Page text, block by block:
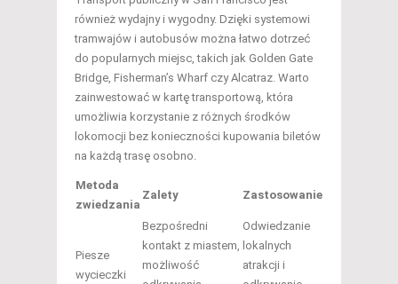
również wydajny i wygodny. Dzięki systemowi
tramwajów i autobusów można łatwo dotrzeć
do popularnych miejsc, takich jak Golden Gate
Bridge, Fisherman’s Wharf czy Alcatraz. Warto
zainwestować w kartę transportową, która
umożliwia korzystanie z różnych środków
lokomocji bez konieczności kupowania biletów
na każdą trasę osobno.
Metoda
zwiedzania
Zalety Zastosowanie
Piesze
wycieczki
Bezpośredni
kontakt z miastem,
możliwość
Odwiedzanie
lokalnych
atrakcji i